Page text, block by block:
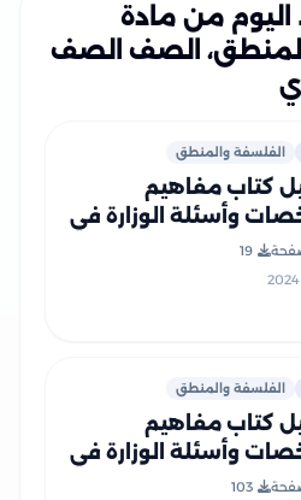
اليوم من مادة
الصف الصف
الفلسفة والمنطق
كتاب مفاهيم
وأسئلة الوزارة في
للصف الثالث الثانوي
19
الفلسفة والمنطق
كتاب مفاهيم
وأسئلة الوزارة في
للصف الثالث
103